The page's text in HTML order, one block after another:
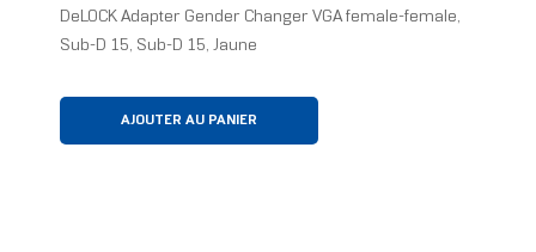
DeLOCK Adapter Gender Changer VGA female-female,
Sub-D 15, Sub-D 15, Jaune
AJOUTER AU PANIER